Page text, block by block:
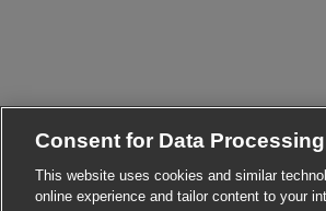
Consent for Data Processing
This website uses cookies and similar
online experience and tailor content to your